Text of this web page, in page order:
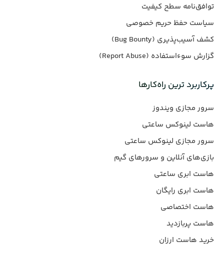
توافق‌نامه سطح کیفیت
سیاست حفظ حریم خصوصی
کشف آسیب‌پذیری (Bug Bounty)
گزارش سوءاستفاده (Report Abuse)
پرکاربرد ترین راه‌کارها
سرور مجازی ویندوز
هاست لینوکس ساعتی
سرور مجازی لینوکس ساعتی
بازی‌های آنلاین و سرورهای گیم
هاست ابری ساعتی
هاست ابری رایگان
هاست اختصاصی
هاست پربازدید
خرید هاست ارزان